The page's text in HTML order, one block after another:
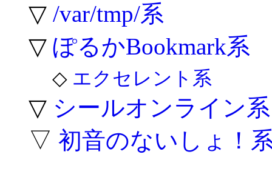
▽ /var/tmp/系
▽ ぽるかBookmark系
◇ エクセレント系
▽ シールオンライン系
▽ 初音のないしょ！